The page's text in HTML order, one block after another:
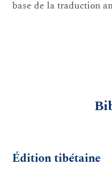
base de la traduction
Édition tibétaine